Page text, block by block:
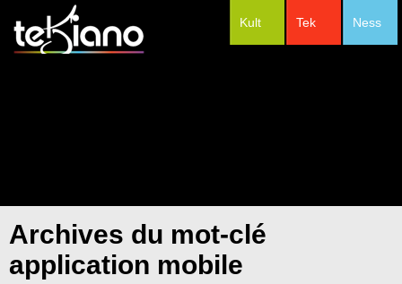
Ness
Tek
Kult
Archives du mot-clé
application mobile